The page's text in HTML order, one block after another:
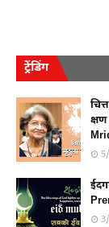
ट्रेंडिंग